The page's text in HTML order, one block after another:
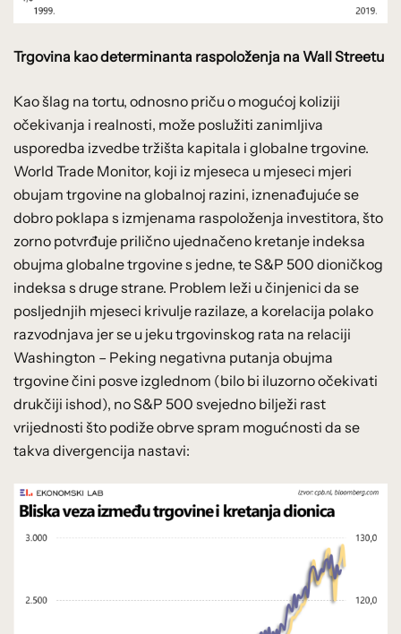
Trgovina kao determinanta raspoloženja na Wall Streetu
Kao šlag na tortu, odnosno priču o mogućoj koliziji
očekivanja i realnosti, može poslužiti zanimljiva
usporedba izvedbe tržišta kapitala i globalne trgovine.
World Trade Monitor, koji iz mjeseca u mjeseci mjeri
obujam trgovine na globalnoj razini, iznenađujuće se
dobro poklapa s izmjenama raspoloženja investitora, što
zorno potvrđuje prilično ujednačeno kretanje indeksa
obujma globalne trgovine s jedne, te S&P 500 dioničkog
indeksa s druge strane. Problem leži u činjenici da se
posljednjih mjeseci krivulje razilaze, a korelacija polako
razvodnjava jer se u jeku trgovinskog rata na relaciji
Washington – Peking negativna putanja obujma
trgovine čini posve izglednom (bilo bi iluzorno očekivati
drukčiji ishod), no S&P 500 svejedno bilježi rast
vrijednosti što podiže obrve spram mogućnosti da se
takva divergencija nastavi: